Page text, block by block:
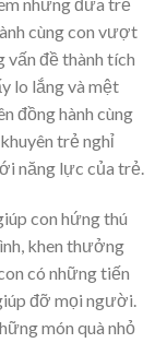
những đứa trẻ
cùng con vượt
vấn đề thành tích
lo lắng và mệt
đồng hành cùng
trẻ nghỉ
năng lực của trẻ.
con hứng thú
khen thưởng
có những tiến
đỡ mọi người.
món quà nhỏ